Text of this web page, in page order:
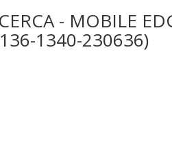
- MOBILE
1340-230636)